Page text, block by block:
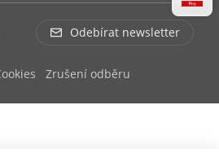
Odebírat newsletter
Zrušení odběru